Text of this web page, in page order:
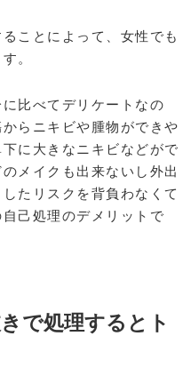
ことによって、女性でも
。
比べてデリケートなの
らニキビや腫物ができや
に大きなニキビなどがで
メイクも出来ないし外出
たリスクを背負わなくて
己処理のデメリットで
で処理するとト